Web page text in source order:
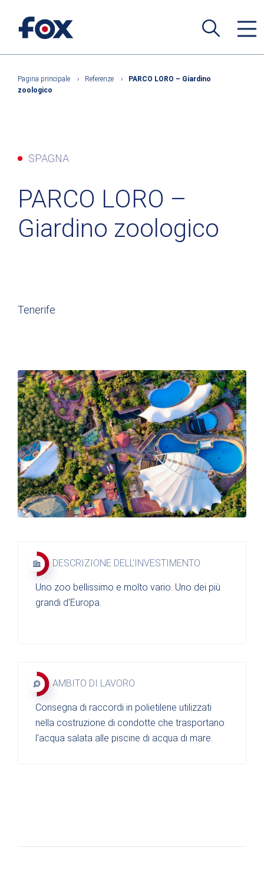
Pagina principale › Referenze ›
PARCO LORO – Giardino
zoologico
SPAGNA
PARCO LORO –
Giardino zoologico
Tenerife
DESCRIZIONE DELL'INVESTIMENTO
Uno zoo bellissimo e molto vario. Uno dei più
grandi d'Europa.
AMBITO DI LAVORO
Consegna di raccordi in polietilene utilizzati
nella costruzione di condotte che trasportano
l'acqua salata alle piscine di acqua di mare.